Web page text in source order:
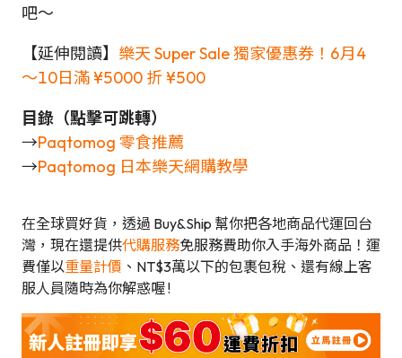
吧～
【延伸閱讀】 樂天 Super Sale 獨家優惠券！6月4
～10日滿 ¥5000 折 ¥500
目錄（點擊可跳轉）
→Paqtomog 零食推薦
→Paqtomog 日本樂天網購教學
在全球買好貨，透過 Buy&Ship 幫你把各地商品代運回台
灣，現在還提供代購服務免服務費助你入手海外商品！運
費僅以重量計價 、NT$3萬以下的包裹包稅、還有線上客
服人員隨時為你解惑喔 !